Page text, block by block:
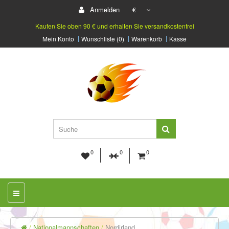
Anmelden
€
Kaufen Sie oben 90 € und erhalten Sie versandkostenfrei
Mein Konto
Wunschliste (0) Warenkorb Kasse
0 0 0